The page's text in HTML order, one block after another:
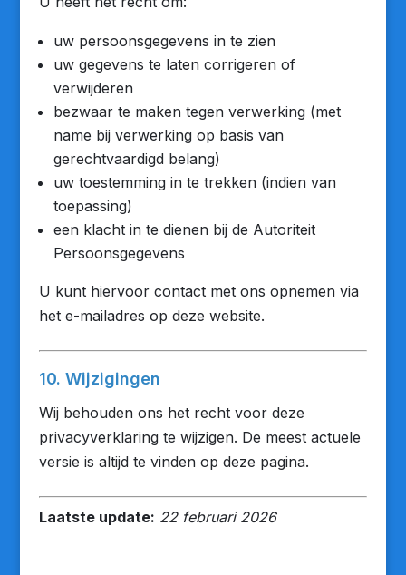
uw persoonsgegevens in te zien
uw gegevens te laten corrigeren of
verwijderen
bezwaar te maken tegen verwerking (met
name bij verwerking op basis van
gerechtvaardigd belang)
uw toestemming in te trekken (indien van
toepassing)
een klacht in te dienen bij de Autoriteit
Persoonsgegevens
U kunt hiervoor contact met ons opnemen via
het e-mailadres op deze website.
10. Wijzigingen
Wij behouden ons het recht voor deze
privacyverklaring te wijzigen. De meest actuele
versie is altijd te vinden op deze pagina.
Laatste update: 22 februari 2026